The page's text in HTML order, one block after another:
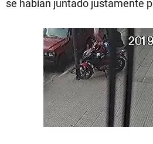
se habían juntado justamente